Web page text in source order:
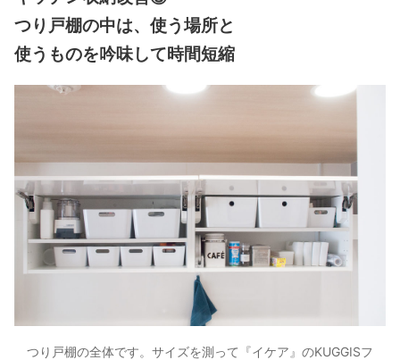
つり戸棚の中は、使う場所と
使うものを吟味して時間短縮
つり戸棚の全体です。サイズを測って『イケア』のKUGGISフ